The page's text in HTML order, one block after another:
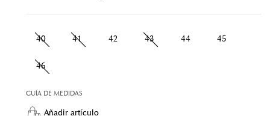
40 41 42 43 44 45
46
GUÍA DE MEDIDAS
Añadir artículo